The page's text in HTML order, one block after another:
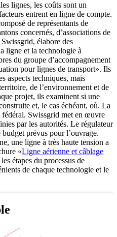
lignes, les coûts sont un
entrent en ligne de compte.
de représentants de
concernés, d’associations de
élabore des
ligne et la technologie à
du groupe d’accompagnement
pour lignes de transport». Ils
aspects techniques, mais
de l’environnement et de
projet, ils examinent si une
et, le cas échéant, où. La
Swissgrid met en œuvre
par les autorités. Le régulateur
prévus pour l’ouvrage.
une ligne à très haute tension a
«Ligne aérienne et câblage
étapes du processus de
de chaque technologie et le